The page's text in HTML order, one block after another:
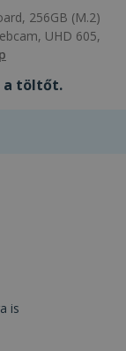
256GB (M.2)
UHD 605,
a töltőt.
is